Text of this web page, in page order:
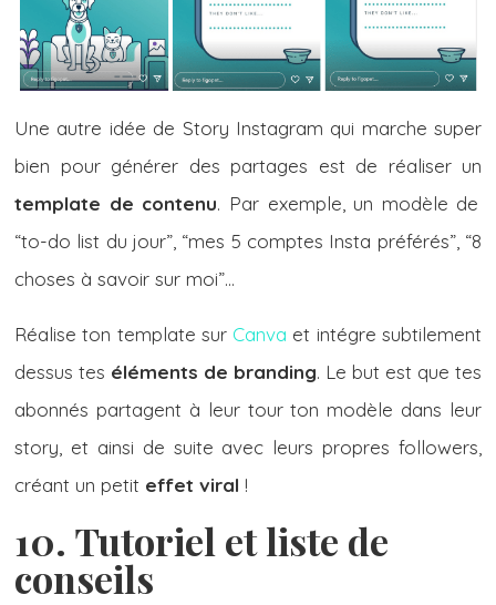
Une autre idée de Story Instagram qui marche super
bien pour générer des partages est de réaliser un
template de contenu. Par exemple, un modèle de
“to-do list du jour”, “mes 5 comptes Insta préférés”, “8
choses à savoir sur moi”…
Réalise ton template sur Canva et intégre subtilement
dessus tes éléments de branding. Le but est que tes
abonnés partagent à leur tour ton modèle dans leur
story, et ainsi de suite avec leurs propres followers,
créant un petit effet viral !
10. Tutoriel et liste de
conseils